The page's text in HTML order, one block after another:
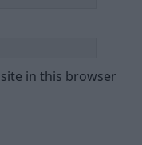
in this browser